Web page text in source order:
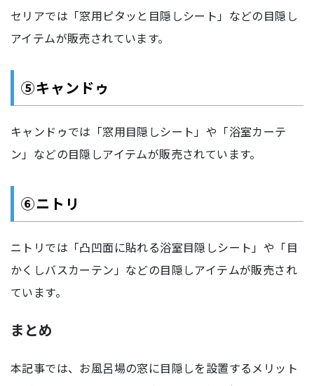
セリアでは「窓用ピタッと目隠しシート」などの目隠し
アイテムが販売されています。
⑤キャンドゥ
キャンドゥでは「窓用目隠しシート」や「浴室カーテ
ン」などの目隠しアイテムが販売されています。
⑥ニトリ
ニトリでは「凸凹面に貼れる浴室目隠しシート」や「目
かくしバスカーテン」などの目隠しアイテムが販売され
ています。
まとめ
本記事では、お風呂場の窓に目隠しを設置するメリット